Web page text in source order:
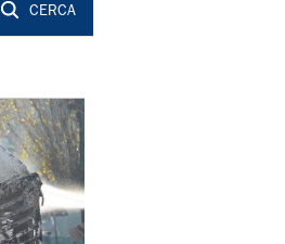
CERCA